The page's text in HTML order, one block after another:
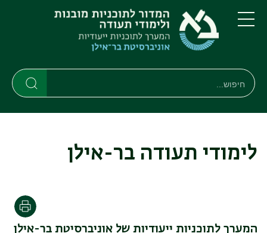
דילוג
לתוכן
העיקרי
דילוג
לתפריט
ניווט
ראשי
תפריט
חיפוש
חיפוש
לימודי תעודה בר-אילן
המערך לתוכניות ייעודיות של אוניברסיטת בר-אילן